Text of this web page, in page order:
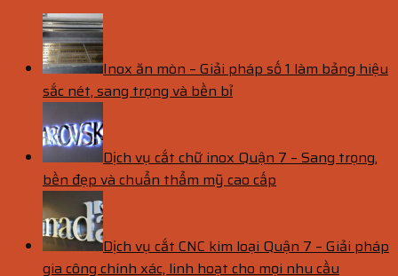
Inox ăn mòn – Giải pháp số 1 làm bảng hiệu
sắc nét, sang trọng và bền bỉ
Dịch vụ cắt chữ inox Quận 7 – Sang trọng,
bền đẹp và chuẩn thẩm mỹ cao cấp
Dịch vụ cắt CNC kim loại Quận 7 – Giải pháp
gia công chính xác, linh hoạt cho mọi nhu cầu